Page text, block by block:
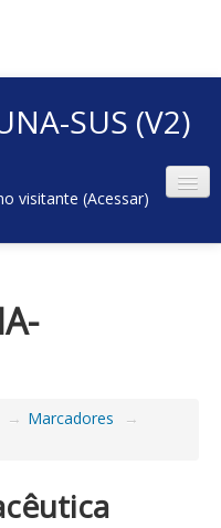
SUS (V2)
visitante (Acessar)
→ Marcadores
→